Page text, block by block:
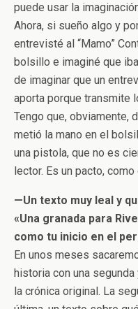
puede usar la
Ahora, si sueño algo y
entrevisté al “Mamo”
bolsillo e imaginé que
de imaginar que un
aporta porque transmite
Tengo que, obviamente,
metió la mano en el
una pistola, que no es
lector. Es un pacto,
—Un texto muy leal y
«Una granada para
como tu inicio en el
En unos meses
historia con una
la crónica original. La